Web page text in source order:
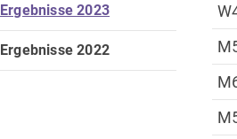
Ergebnisse 2023
Ergebnisse 2022